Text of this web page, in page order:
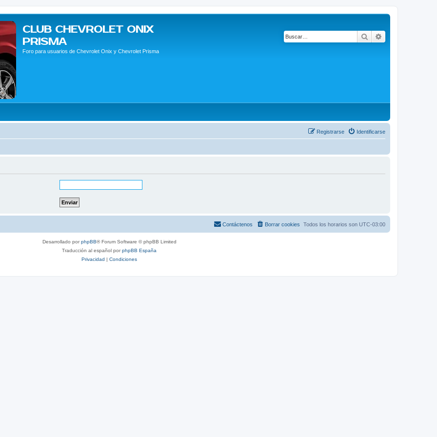
CLUB CHEVROLET ONIX
PRISMA
Foro para usuarios de Chevrolet Onix y Chevrolet Prisma
Buscar
Identificarse
Registrarse
Todos los horarios son UTC-03:00
Borrar cookies
Contáctenos
Desarrollado porphpBB® Forum Software © phpBB Limited
Traducción al español porphpBB España
Privacidad | Condiciones